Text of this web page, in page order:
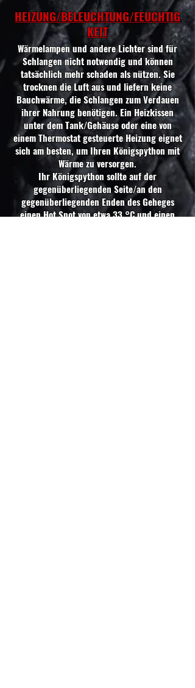
HEIZUNG/BELEUCHTUNG/FEUCHTIG
KEIT
Wärmelampen und andere Lichter sind für
Schlangen nicht notwendig und können
tatsächlich mehr schaden als nützen. Sie
trocknen die Luft aus und liefern keine
Bauchwärme, die Schlangen zum Verdauen
ihrer Nahrung benötigen. Ein Heizkissen
unter dem Tank/Gehäuse oder eine von
einem Thermostat gesteuerte Heizung eignet
sich am besten, um Ihren Königspython mit
Wärme zu versorgen.
Ihr Königspython sollte auf der
gegenüberliegenden Seite/an den
gegenüberliegenden Enden des Geheges
einen Hot Spot von etwa 33 °C und einen